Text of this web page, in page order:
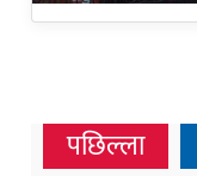
पछिल्ला